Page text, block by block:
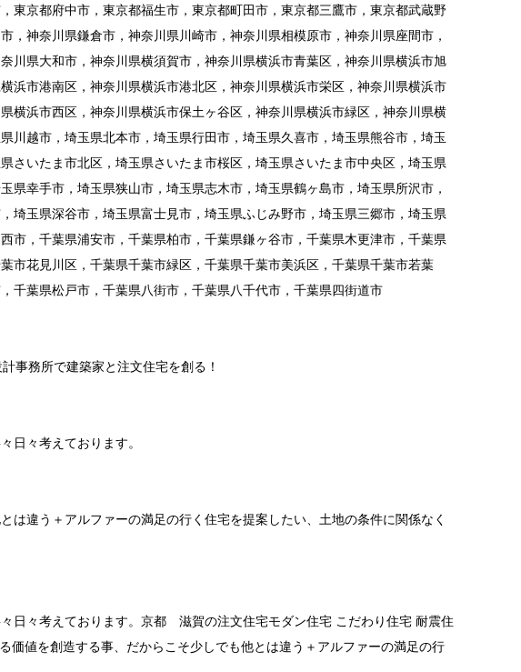
東京都府中市，東京都福生市，東京都町田市，東京都三鷹市，東京都武蔵野
神奈川県鎌倉市，神奈川県川崎市，神奈川県相模原市，神奈川県座間市，
川県大和市，神奈川県横須賀市，神奈川県横浜市青葉区，神奈川県横浜市旭
浜市港南区，神奈川県横浜市港北区，神奈川県横浜市栄区，神奈川県横浜市
横浜市西区，神奈川県横浜市保土ヶ谷区，神奈川県横浜市緑区，神奈川県横
越市，埼玉県北本市，埼玉県行田市，埼玉県久喜市，埼玉県熊谷市，埼玉
さいたま市北区，埼玉県さいたま市桜区，埼玉県さいたま市中央区，埼玉県
幸手市，埼玉県狭山市，埼玉県志木市，埼玉県鶴ヶ島市，埼玉県所沢市，
埼玉県深谷市，埼玉県富士見市，埼玉県ふじみ野市，埼玉県三郷市，埼玉県
，千葉県浦安市，千葉県柏市，千葉県鎌ヶ谷市，千葉県木更津市，千葉県
市花見川区，千葉県千葉市緑区，千葉県千葉市美浜区，千葉県千葉市若葉
千葉県松戸市，千葉県八街市，千葉県八千代市，千葉県四街道市
事務所で建築家と注文住宅を創る！
日々考えております。
違う＋アルファーの満足の行く住宅を提案したい、土地の条件に関係なく
日々考えております。京都 滋賀の注文住宅モダン住宅 こだわり住宅 耐震住
値を創造する事、だからこそ少しでも他とは違う＋アルファーの満足の行